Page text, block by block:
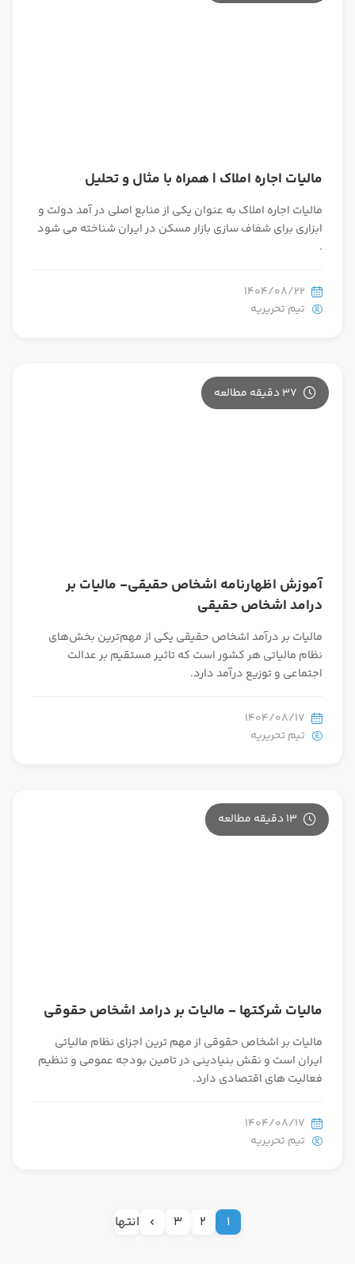
مالیات اجاره املاک | همراه با مثال و تحلیل
مالیات اجاره املاک به عنوان یکی از منابع اصلی در آمد دولت و
ابزاری برای شفاف سازی بازار مسکن در ایران شناخته می شود
.
1404/08/22
تیم تحریریه
37 دقیقه مطالعه
آموزش اظهارنامه اشخاص حقیقی- مالیات بر
درامد اشخاص حقیقی
مالیات بر درآمد اشخاص حقیقی یکی از مهم‌ترین بخش‌های
نظام مالیاتی هر کشور است که تاثیر مستقیم بر عدالت
اجتماعی و توزیع درآمد دارد.
1404/08/17
تیم تحریریه
13 دقیقه مطالعه
مالیات شرکتها - مالیات بر درامد اشخاص حقوقی
مالیات بر اشخاص حقوقی از مهم ترین اجزای نظام مالیاتی
ایران است و نقش بنیادینی در تامین بودجه عمومی و تنظیم
فعالیت های اقتصادی دارد.
1404/08/17
تیم تحریریه
1
2
3 انتها